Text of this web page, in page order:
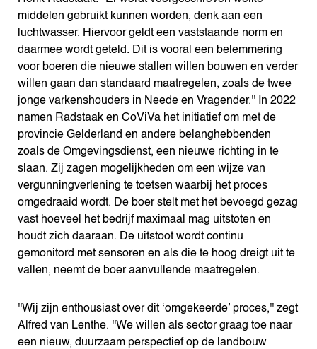
middelen gebruikt kunnen worden, denk aan een
luchtwasser. Hiervoor geldt een vaststaande norm en
daarmee wordt geteld. Dit is vooral een belemmering
voor boeren die nieuwe stallen willen bouwen en verder
willen gaan dan standaard maatregelen, zoals de twee
jonge varkenshouders in Neede en Vragender.'' In 2022
namen Radstaak en CoViVa het initiatief om met de
provincie Gelderland en andere belanghebbenden
zoals de Omgevingsdienst, een nieuwe richting in te
slaan. Zij zagen mogelijkheden om een wijze van
vergunningverlening te toetsen waarbij het proces
omgedraaid wordt. De boer stelt met het bevoegd gezag
vast hoeveel het bedrijf maximaal mag uitstoten en
houdt zich daaraan. De uitstoot wordt continu
gemonitord met sensoren en als die te hoog dreigt uit te
vallen, neemt de boer aanvullende maatregelen.
''Wij zijn enthousiast over dit ‘omgekeerde’ proces,'' zegt
Alfred van Lenthe. ''We willen als sector graag toe naar
een nieuw, duurzaam perspectief op de landbouw